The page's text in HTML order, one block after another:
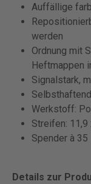
Auffällige
werden
Ordnung mit
Heftmappen
Signalstark,
Werkstoff:
Streifen: 11,9
Spender à
Details zur